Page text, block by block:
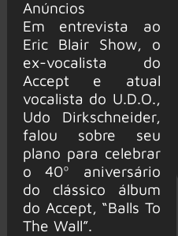
Anúncios
Em entrevista ao
Eric Blair Show, o
ex-vocalista do
Accept e atual
vocalista do U.D.O.,
Udo Dirkschneider,
falou sobre seu
plano para celebrar
o 40º aniversário
do clássico álbum
do Accept, “Balls To
The Wall”.